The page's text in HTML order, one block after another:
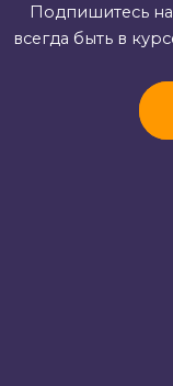
Подпишитесь
всегда быть в